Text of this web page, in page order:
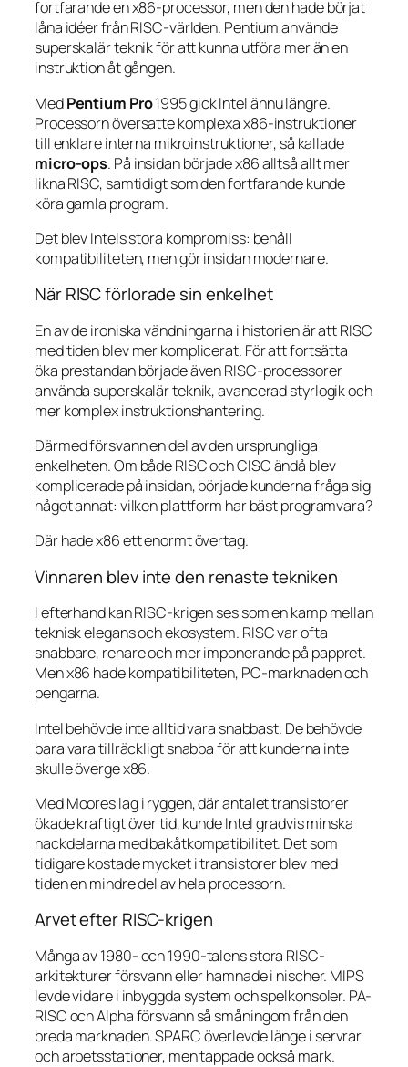
fortfarande en x86-processor, men den hade börjat
låna idéer från RISC-världen. Pentium använde
superskalär teknik för att kunna utföra mer än en
instruktion åt gången.
MedPentium Pro1995 gick Intel ännu längre.
Processorn översatte komplexa x86-instruktioner
till enklare interna mikroinstruktioner, så kallade
micro-ops. På insidan började x86 alltså allt mer
likna RISC, samtidigt som den fortfarande kunde
köra gamla program.
Det blev Intels stora kompromiss: behåll
kompatibiliteten, men gör insidan modernare.
När RISC förlorade sin enkelhet
En av de ironiska vändningarna i historien är att RISC
med tiden blev mer komplicerat. För att fortsätta
öka prestandan började även RISC-processorer
använda superskalär teknik, avancerad styrlogik och
mer komplex instruktionshantering.
Därmed försvann en del av den ursprungliga
enkelheten. Om både RISC och CISC ändå blev
komplicerade på insidan, började kunderna fråga sig
något annat: vilken plattform har bäst programvara?
Där hade x86 ett enormt övertag.
Vinnaren blev inte den renaste tekniken
I efterhand kan RISC-krigen ses som en kamp mellan
teknisk elegans och ekosystem. RISC var ofta
snabbare, renare och mer imponerande på pappret.
Men x86 hade kompatibiliteten, PC-marknaden och
pengarna.
Intel behövde inte alltid vara snabbast. De behövde
bara vara tillräckligt snabba för att kunderna inte
skulle överge x86.
Med Moores lag i ryggen, där antalet transistorer
ökade kraftigt över tid, kunde Intel gradvis minska
nackdelarna med bakåtkompatibilitet. Det som
tidigare kostade mycket i transistorer blev med
tiden en mindre del av hela processorn.
Arvet efter RISC-krigen
Många av 1980- och 1990-talens stora RISC-
arkitekturer försvann eller hamnade i nischer. MIPS
levde vidare i inbyggda system och spelkonsoler. PA-
RISC och Alpha försvann så småningom från den
breda marknaden. SPARC överlevde länge i servrar
och arbetsstationer, men tappade också mark.